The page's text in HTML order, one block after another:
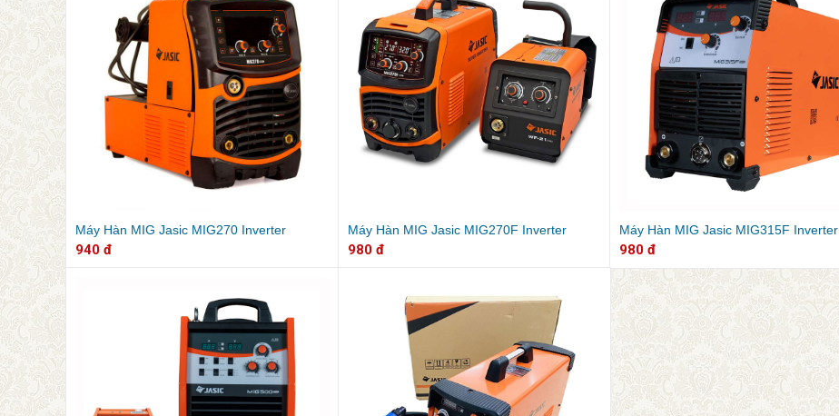
Máy Hàn MIG Jasic MIG270 Inverter
940 đ
Máy Hàn MIG Jasic MIG270F Inverter
980 đ
Máy Hàn MIG Jasic MIG315F Inverter
980 đ